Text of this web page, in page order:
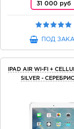
31 000 руб
ПОД
IPAD AIR WI-FI +
SILVER -